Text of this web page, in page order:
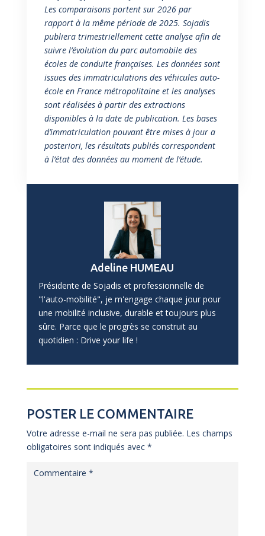
Les comparaisons portent sur 2026 par
rapport à la même période de 2025. Sojadis
publiera trimestriellement cette analyse afin de
suivre l’évolution du parc automobile des
écoles de conduite françaises. Les données sont
issues des immatriculations des véhicules auto-
école en France métropolitaine et les analyses
sont réalisées à partir des extractions
disponibles à la date de publication. Les bases
d’immatriculation pouvant être mises à jour a
posteriori, les résultats publiés correspondent
à l’état des données au moment de l’étude.
Adeline HUMEAU
Présidente de Sojadis et professionnelle de
"l'auto-mobilité", je m'engage chaque jour pour
une mobilité inclusive, durable et toujours plus
sûre. Parce que le progrès se construit au
quotidien : Drive your life !
POSTER LE COMMENTAIRE
Votre adresse e-mail ne sera pas publiée. Les champs
obligatoires sont indiqués avec *